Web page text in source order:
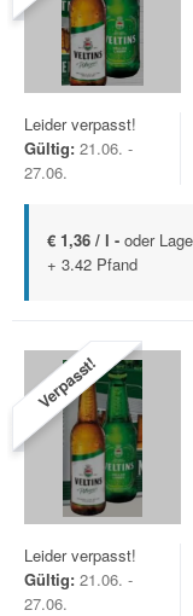
Leider verpasst!
Gültig: 21.06. -
27.06.
€ 1,36 / l - oder
+ 3.42 Pfand
Verpasst!
Leider verpasst!
Gültig: 21.06. -
27.06.